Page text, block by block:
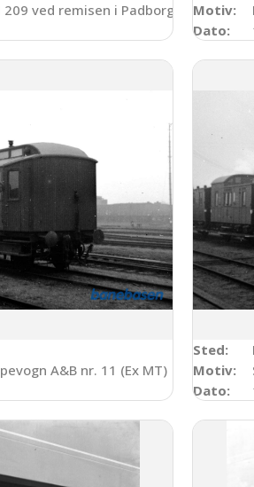
ved remisen i Padborg
Motiv:
Dato:
A&B nr. 11 (Ex MT)
Sted:
Motiv:
Dato: